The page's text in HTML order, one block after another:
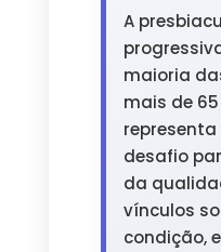
A
maioria
mais de
desafio
da
vínculos
condição,